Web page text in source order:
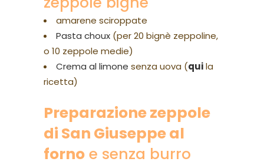
amarene sciroppate
Pasta choux (per 20 bignè zeppoline,
o 10 zeppole medie)
Crema al limone senza uova (quila
ricetta)
Preparazione zeppole
di San Giuseppe al
forno e senza burro